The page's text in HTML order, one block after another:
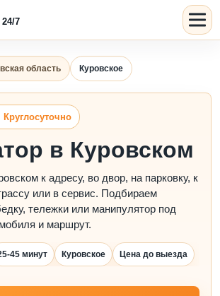
область Куровское
в Куровском
к адресу, во двор, на парковку, к
или в сервис. Подбираем
тележки или манипулятор под
и маршрут.
45 минут Куровское Цена до выезда